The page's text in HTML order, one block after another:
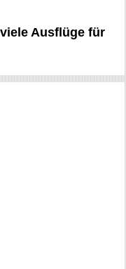
Ausflüge für